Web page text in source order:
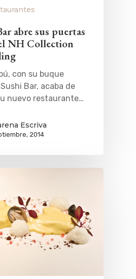
abre sus puertas
NH Collection
con su buque
Bar, acaba de
nuevo restaurante…
Escriva
2014